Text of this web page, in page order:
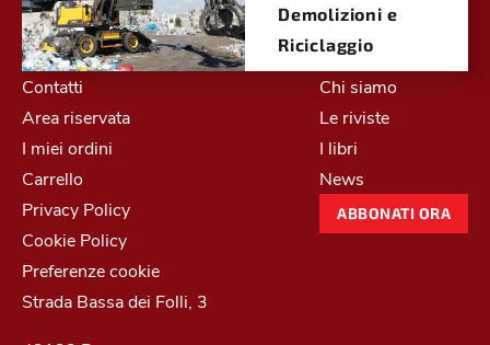
Demolizioni e
Riciclaggio
Contatti
Area riservata
I miei ordini
Carrello
Privacy Policy
Cookie Policy
Preferenze cookie
Chi siamo
Le riviste
I libri
News
ABBONATI ORA
Strada Bassa dei Folli, 3